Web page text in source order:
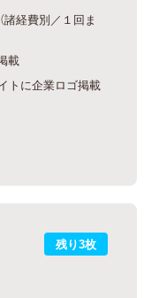
諸経費別／１回ま
載
トに企業ロゴ掲載
残り3枚